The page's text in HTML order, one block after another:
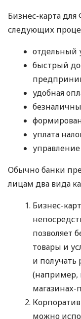
Бизнес-карта
следующих
отдельный
быстрый
удобная
уплата
Обычно банки
лицам два вида
Бизнес-
позволяет
товары и
и получать
(например,
магазинах-
можно